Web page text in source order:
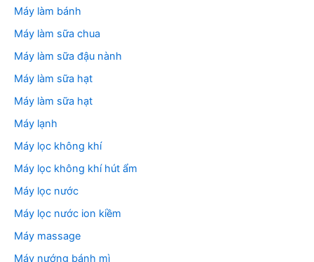
Máy làm bánh
Máy làm sữa chua
Máy làm sữa đậu nành
Máy làm sữa hạt
Máy làm sữa hạt
Máy lạnh
Máy lọc không khí
Máy lọc không khí hút ẩm
Máy lọc nước
Máy lọc nước ion kiềm
Máy massage
Máy nướng bánh mì